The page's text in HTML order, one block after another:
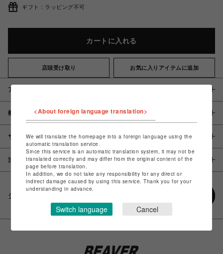
ギフト：ラッピング不可
カートに入れる
店頭受け取り お気に入りアイテムに追加
アイテム説明 / 素材
概要
サイズ
注意事項
シェアする
<About foreign language translation>
We will translate the homepage into a foreign language using the
automatic translation service.
Since this service is an automatic translation system, it may not be
translated correctly and may differ from the original content of the
page before translation.
In addition, we do not take any responsibility for any direct or
indirect damage caused by using this service. Thank you for your
understanding in advance.
Switch language Cancel